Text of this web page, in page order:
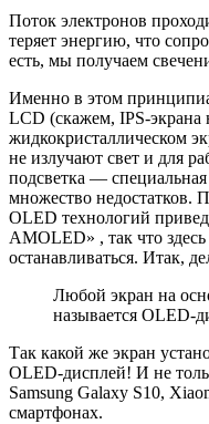
Поток электронов
теряет энергию, что
есть, мы получаем
Именно в этом
LCD (скажем, IPS-экрана
жидкокристаллическом
не излучают свет и для
подсветка —
множество недостатков.
OLED технологий
AMOLED» , так что
останавливаться. Итак,
Любой экран на
называется OLED-
Так какой же экран
OLED-дисплей! И не
Samsung Galaxy S10,
смартфонах.